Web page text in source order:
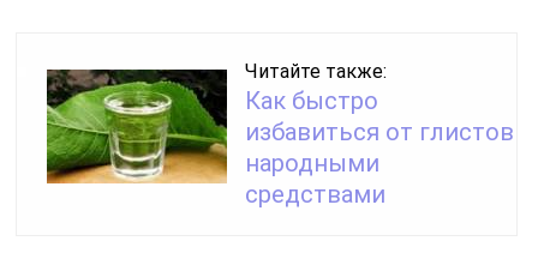
Читайте также:
Как быстро
избавиться от глистов
народными
средствами